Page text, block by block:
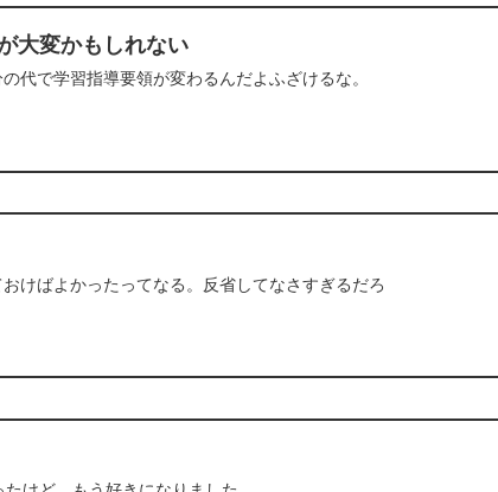
大変かもしれない
代で学習指導要領が変わるんだよふざけるな。
けばよかったってなる。反省してなさすぎるだろ